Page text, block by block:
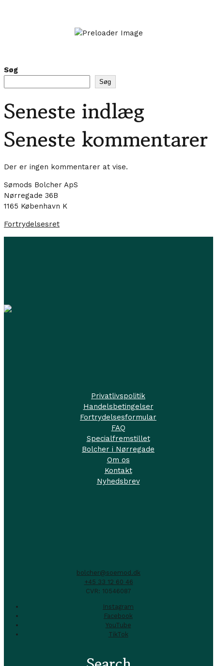
Søg
Søg
Seneste indlæg
Seneste kommentarer
Der er ingen kommentarer at vise.
Sømods Bolcher ApS
Nørregade 36B
1165 København K
Fortrydelsesret
Privatlivspolitik
Handelsbetingelser
Fortrydelsesformular
FAQ
Specialfremstillet
Bolcher i Nørregade
Om os
Kontakt
Nyhedsbrev
bolcher@soemod.dk
+45 33 12 60 46
CVR: 10546087
Instagram
Facebook
YouTube
TikTok